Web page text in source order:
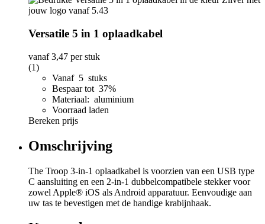
Versatile 5 in 1 oplaadkabel
vanaf3,47 per stuk
(1)
Vanaf 5 stuks
Bespaar tot 37%
Materiaal: aluminium
Voorraad laden
Bereken prijs
Omschrijving
The Troop 3-in-1 oplaadkabel is voorzien van een USB type
C aansluiting en een 2-in-1 dubbelcompatibele stekker voor
zowel Apple® iOS als Android apparatuur. Eenvoudige aan
uw tas te bevestigen met de handige krabijnhaak.